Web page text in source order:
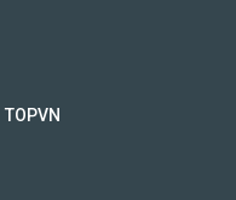
TOPVN